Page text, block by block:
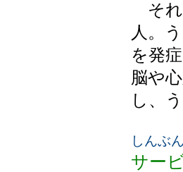
それ
人。
を発
脳や
し、
しんぶ
サー